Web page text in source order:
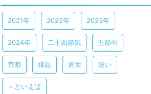
2021年 2022年 2023年
2024年 二十四節気 五節句
京都 縁起 言葉 違い
～といえば